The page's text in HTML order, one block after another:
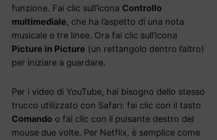
funzione. Fai clic sull’icona Controllo
multimediale, che ha l’aspetto di una nota
musicale e tre linee. Ora fai clic sull’icona
Picture in Picture (un rettangolo dentro l’altro)
per iniziare a guardare.
Per i video di YouTube, hai bisogno dello stesso
trucco utilizzato con Safari: fai clic con il tasto
Comando o fai clic con il pulsante destro del
mouse due volte. Per Netflix, è semplice come